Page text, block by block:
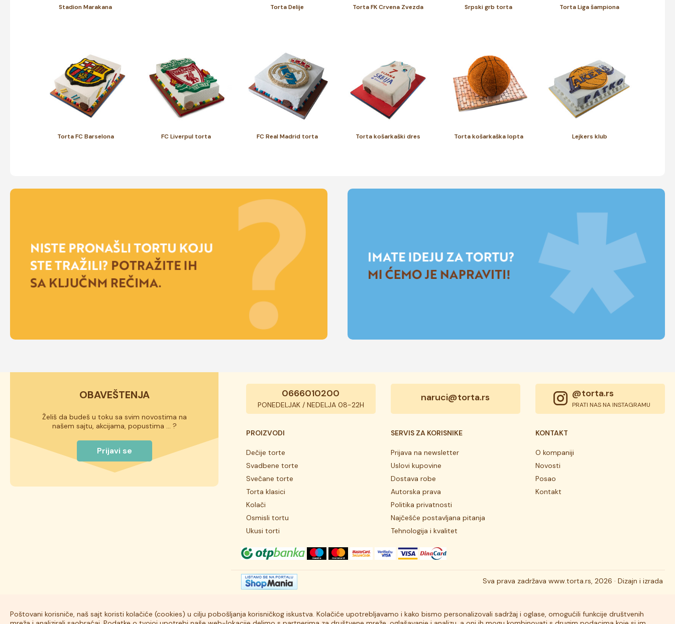
Stadion Marakana Torta Delije Torta FK Crvena Zvezda Srpski grb torta Torta Liga šampiona
Torta FC Barselona FC Liverpul torta FC Real Madrid torta Torta košarkaški dres Torta košarkaška lopta Lejkers klub
Poštovani korisniče, naš sajt koristi kolačiće (cookies) u cilju pobošljanja korisničkog iskustva. Kolačiće upotrebljavamo i kako bismo personalizovali sadržaj i oglase, omogućili funkcije društvenih
OBAVEŠTENJA
Želiš da budeš u toku sa svim novostima na
našem sajtu, akcijama, popustima ... ?
Prijavi se
0666010200
PONEDELJAK / NEDELJA 08-22H
naruci@torta.rs @torta.rs
PRATI NAS NA INSTAGRAMU
PROIZVODI
Dečije torte
Svadbene torte
Svečane torte
Torta klasici
Kolači
Osmisli tortu
Ukusi torti
SERVIS ZA KORISNIKE
Prijava na newsletter
Uslovi kupovine
Dostava robe
Autorska prava
Politika privatnosti
Najčešće postavljana pitanja
Tehnologija i kvalitet
KONTAKT
O kompaniji
Novosti
Posao
Kontakt
Sva prava zadržava www.torta.rs, 2026 · Dizajn i izrada